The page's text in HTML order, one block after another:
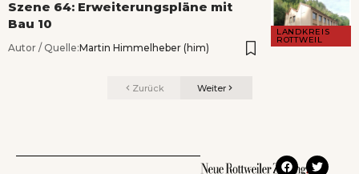
LANDKREIS
ROTTWEIL
Szene 64: Erweiterungspläne mit
Bau 10
Autor / Quelle:Martin Himmelheber (him)
Zurück Weiter